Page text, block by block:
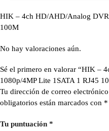
HIK – 4ch HD/AHD/Analog DVR
100M
No hay valoraciones aún.
Sé el primero en valorar “HIK –
1080p/4MP Lite 1SATA 1 RJ45
Tu dirección de correo
obligatorios están marcados con *
Tu puntuación *